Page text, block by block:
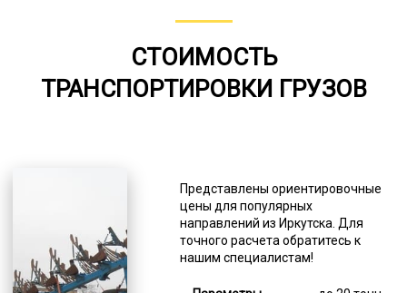
СТОИМОСТЬ
ТРАНСПОРТИРОВКИ ГРУЗОВ
Представлены ориентировочные
цены для популярных
направлений из Иркутска. Для
точного расчета обратитесь к
нашим специалистам!